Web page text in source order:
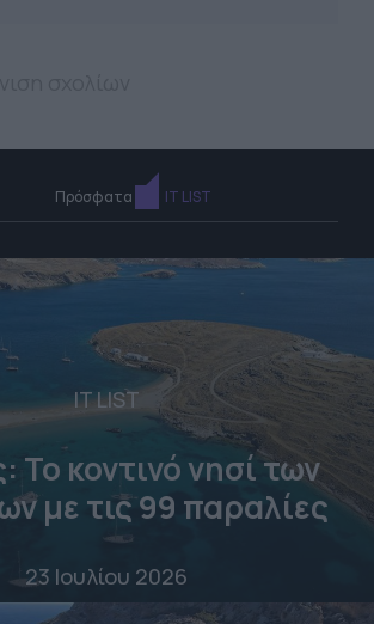
Πρόσφατα IT LIST
IT LIST
Το κοντινό νησί των
με τις 99 παραλίες
23 Ιουλίου 2026